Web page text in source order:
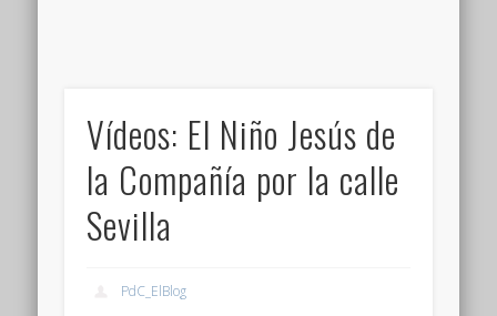
Vídeos: El Niño Jesús de
la Compañía por la calle
Sevilla
PdC_ElBlog